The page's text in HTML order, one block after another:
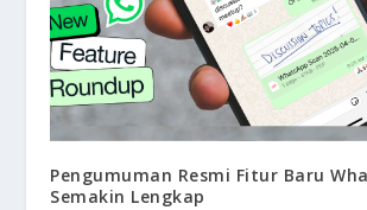
Pengumuman Resmi Fitur Baru
Semakin Lengkap